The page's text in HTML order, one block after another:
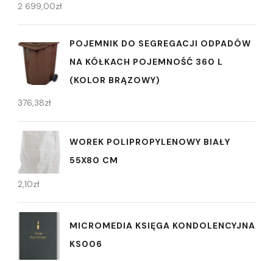
2 699,00zł
POJEMNIK DO SEGREGACJI ODPADÓW
NA KÓŁKACH POJEMNOŚĆ 360 L
(KOLOR BRĄZOWY)
376,38zł
WOREK POLIPROPYLENOWY BIAŁY
55X80 CM
2,10zł
MICROMEDIA KSIĘGA KONDOLENCYJNA
KS006